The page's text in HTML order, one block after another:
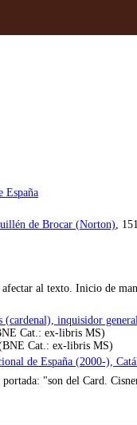
España
de Brocar (Norton),
al texto. Inicio de
(cardenal), inquisidor
Cat.: ex-libris MS)
Cat.: ex-libris MS)
de España (2000-),
"son del Card.